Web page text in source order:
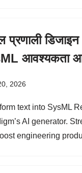
प्रणाली
आवश्यकता
2026
text into SysML
AI generator.
engineering